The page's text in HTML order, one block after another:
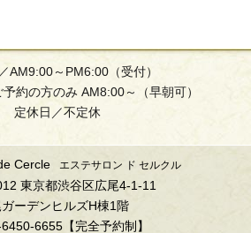
AM9:00～PM6:00（受付）
約の方のみ AM8:00～（早朝可）
定休日／不定休
Cercle エステサロン ド セルクル
東京都渋谷区広尾4-1-11
ーデンヒルズH棟1階
6655【完全予約制】